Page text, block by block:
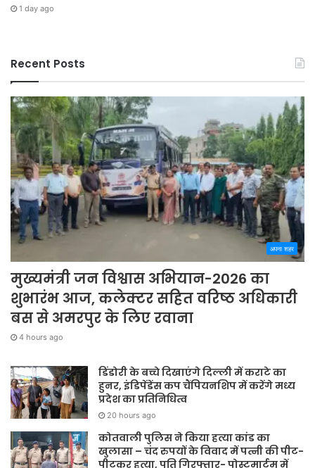
1 day ago
Recent Posts
अपना शहर
मुख्यमंत्री जन विश्वास अभियान-2026 का
शुभारंभ आज, कलेक्टर सहित वरिष्ठ अधिकारी
बस से अमरपुर के लिए रवाना
4 hours ago
डिंडोरी के बच्चे दिखाएंगे दिल्ली में कराटे का
हुनर, इंडिपेंडेंस कप चैंपियनशिप में करेंगे मध्य
प्रदेश का प्रतिनिधित्व
20 hours ago
कोतवाली पुलिस ने किया हत्या कांड का
खुलासा – चंद रुपयों के विवाद में पत्नी की पीट-
पीटकर हत्या, पति गिरफ्तार- पोस्टमार्टम में